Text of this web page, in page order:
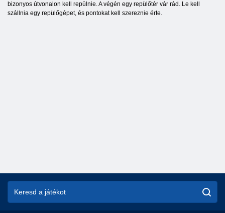
bizonyos útvonalon kell repülnie. A végén egy repülőtér vár rád. Le kell
szállnia egy repülőgépet, és pontokat kell szereznie érte.